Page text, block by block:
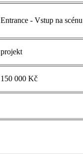
Entrance - Vstup na scénu
projekt
150 000 Kč